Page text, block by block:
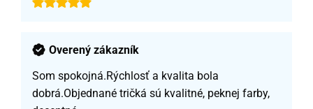
Overený zákazník
Som spokojná.Rýchlosť a kvalita bola
dobrá.Objednané tričká sú kvalitné, peknej farby,